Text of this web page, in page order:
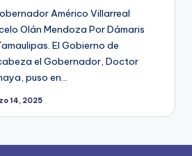
Américo Villarreal
Olán Mendoza Por Dámaris
El Gobierno de
el Gobernador, Doctor
puso en…
14, 2025